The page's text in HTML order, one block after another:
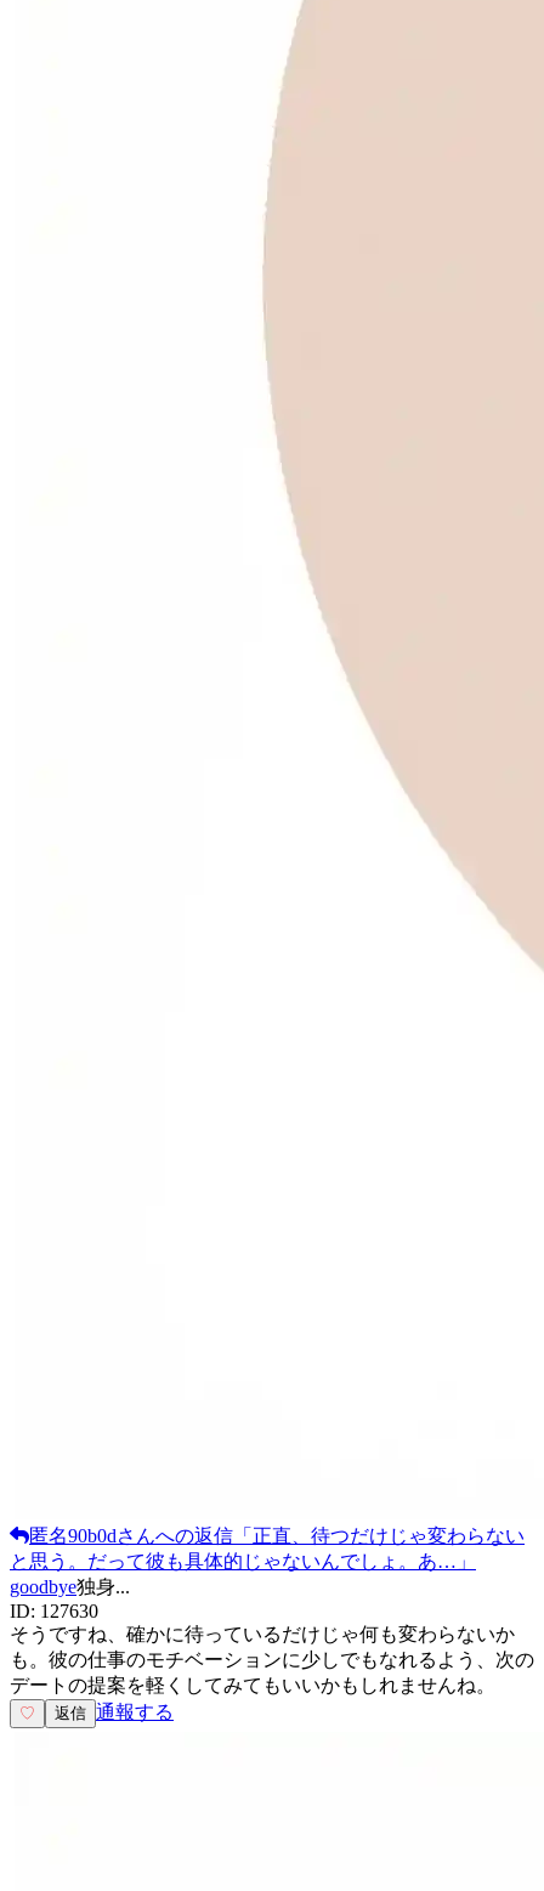
匿名90b0dさんへの返信 「 正直、待つだけじゃ変わらない
と思う。だって彼も具体的じゃないんでしょ。あ… 」
goodbye独身...
ID: 127630
そうですね、確かに待っているだけじゃ何も変わらないか
も。彼の仕事のモチベーションに少しでもなれるよう、次の
デートの提案を軽くしてみてもいいかもしれませんね。
♡ 返信 通報する